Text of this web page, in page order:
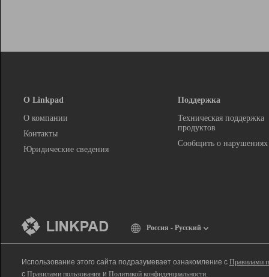
О Linkpad
О компании
Контакты
Юридические сведения
Поддержка
Техническая поддержка
продуктов
Сообщить о нарушениях
Россия - Русский
Использование этого сайта подразумевает ознакомление с Правилами
с Правилами пользования и Политикой конфиденциальности.